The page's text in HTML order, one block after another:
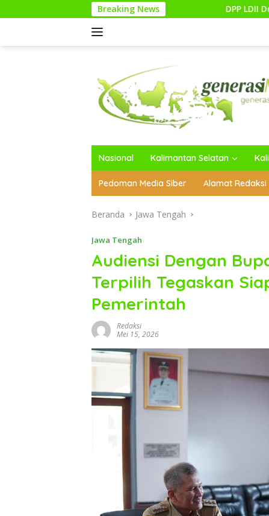
ke
Breaking NewsDPP LDII Dorong Pemulihan
Nasional Kalimantan Selatan
Pedoman Media Siber Alamat Redaksi
Beranda Jawa Tengah
Jawa Tengah
Audiensi Dengan
Terpilih Tegaskan
Pemerintah
Redaksi
Mei 15, 2026